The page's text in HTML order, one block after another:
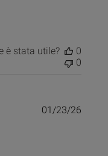
è stata utile?
0
0
01/23/26